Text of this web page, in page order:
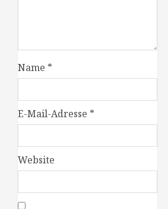
Name *
E-Mail-Adresse *
Website